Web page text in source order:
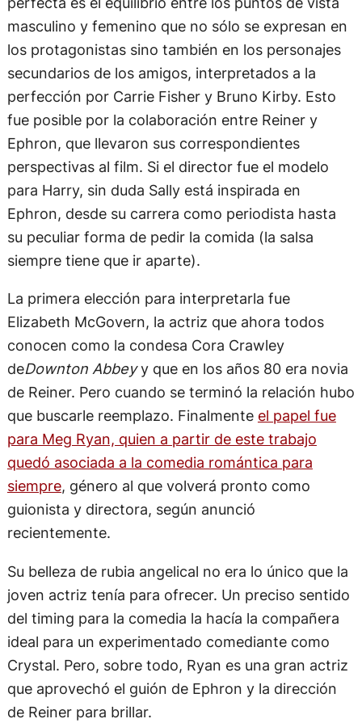
masculino y femenino que no sólo se expresan en
los protagonistas sino también en los personajes
secundarios de los amigos, interpretados a la
perfección por Carrie Fisher y Bruno Kirby. Esto
fue posible por la colaboración entre Reiner y
Ephron, que llevaron sus correspondientes
perspectivas al film. Si el director fue el modelo
para Harry, sin duda Sally está inspirada en
Ephron, desde su carrera como periodista hasta
su peculiar forma de pedir la comida (la salsa
siempre tiene que ir aparte).
La primera elección para interpretarla fue
Elizabeth McGovern, la actriz que ahora todos
conocen como la condesa Cora Crawley
deDownton Abbeyy que en los años 80 era novia
de Reiner. Pero cuando se terminó la relación hubo
que buscarle reemplazo. Finalmente el papel fue
para Meg Ryan, quien a partir de este trabajo
quedó asociada a la comedia romántica para
siempre, género al que volverá pronto como
guionista y directora, según anunció
recientemente.
Su belleza de rubia angelical no era lo único que la
joven actriz tenía para ofrecer. Un preciso sentido
del timing para la comedia la hacía la compañera
ideal para un experimentado comediante como
Crystal. Pero, sobre todo, Ryan es una gran actriz
que aprovechó el guión de Ephron y la dirección
de Reiner para brillar.